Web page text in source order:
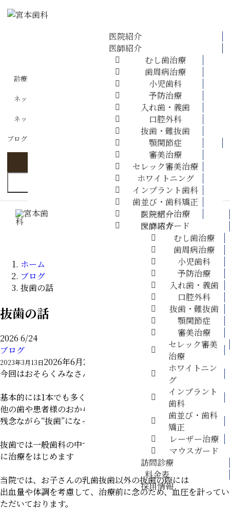
医院紹介
診療案内
料金表
医院紹介
医師紹介
むし歯治療
歯周病治療
小児歯科
予防治療
入れ歯・義歯
口腔外科
抜歯・難抜歯
顎関節症
審美治療
セレック審美治療
ホワイトニング
インプラント歯科
歯並び・歯科矯正
レーザー治療
マウスガード
診療時間・アクセス
ネット相談
ネット予約
ブログ
医院紹介
医師紹介
むし歯治療
歯周病治療
小児歯科
予防治療
入れ歯・義歯
口腔外科
抜歯・難抜歯
顎関節症
審美治療
セレック審美
治療
ホワイトニン
グ
インプラント
歯科
歯並び・歯科
矯正
レーザー治療
マウスガード
訪問診療
料金表
採用情報
ホーム
ブログ
抜歯の話
抜歯の話
2026 6/24
ブログ
2023年3月13日2026年6月24日
今回はおそらくみなさんができれば避けたい抜歯の話です
基本的には1本でも多く歯を残していきたいのですが、
他の歯や患者様のおからだ自体を守るために
残念ながら“抜歯”になってしまうことがあります
抜歯では一般歯科の中でも麻酔を使用する量が多い
ので慎重
に治療をはじめます
当院では、お子さんの乳歯抜歯以外の抜歯の際には
出血量や体調を考慮して、治療前に念のため、血圧を計ってい
ただいております。